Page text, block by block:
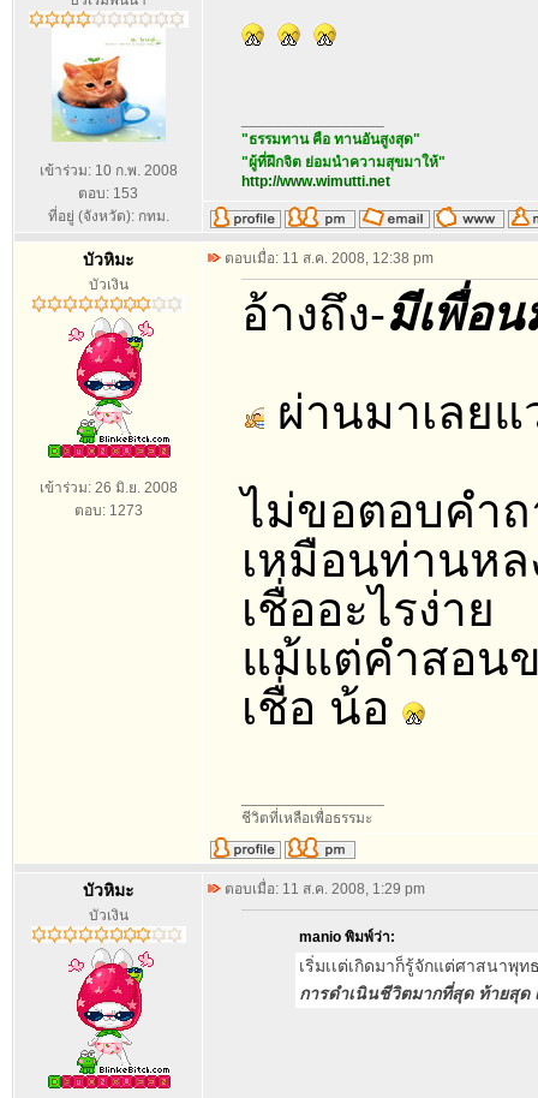
เข้าร่วม: 10 ก.พ. 2008
ตอบ: 153
ที่อยู่ (จังหวัด): กทม.
"ธรรมทาน คือ ทานอันสูงสุด"
"ผู้ที่ฝึกจิต ย่อมนำความสุขมาให้"
http://www.wimutti.net
บัวหิมะ
บัวเงิน
เข้าร่วม: 26 มิ.ย. 2008
ตอบ: 1273
ตอบเมื่อ: 11 ส.ค. 2008, 12:38 pm
อ้างถึง-มีเพื่อ
ผ่านมาเลยแ
ไม่ขอตอบคำ
เหมือนท่านห
เชื่ออะไรง่าย
แม้แต่คำสอน
เชื่อ น้อ
ชีวิตที่เหลือเพื่อธรรมะ
บัวหิมะ
บัวเงิน
ตอบเมื่อ: 11 ส.ค. 2008, 1:29 pm
manio พิมพ์ว่า:
เริ่มเเต่เกิดมาก็รู้จักแต่ศาสนาพุ
การดำเนินชีวิตมากที่สุด ท้ายสุด